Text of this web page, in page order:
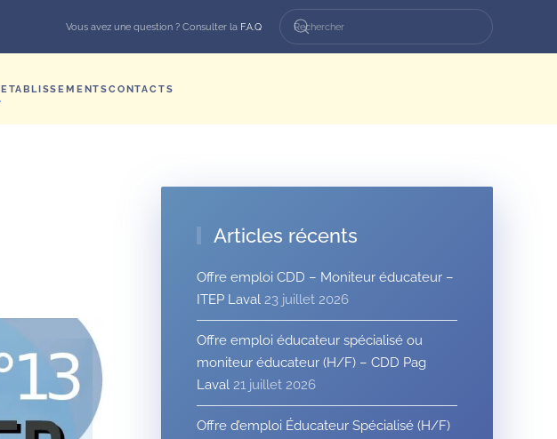
Vous avez une question ? Consulter la F.A.Q
ETABLISSEMENTSCONTACTS
Articles récents
Offre emploi CDD – Moniteur éducateur –
ITEP Laval 23 juillet 2026
Offre emploi éducateur spécialisé ou
moniteur éducateur (H/F) – CDD Pag
Laval 21 juillet 2026
Offre d’emploi Éducateur Spécialisé (H/F)